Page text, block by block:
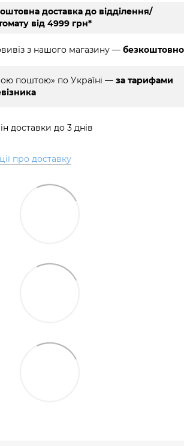
доставка до відділення/
від 4999 грн*
з нашого магазину — безкоштовно
поштою» по Україні — за тарифами
доставки до 3 днів
про доставку